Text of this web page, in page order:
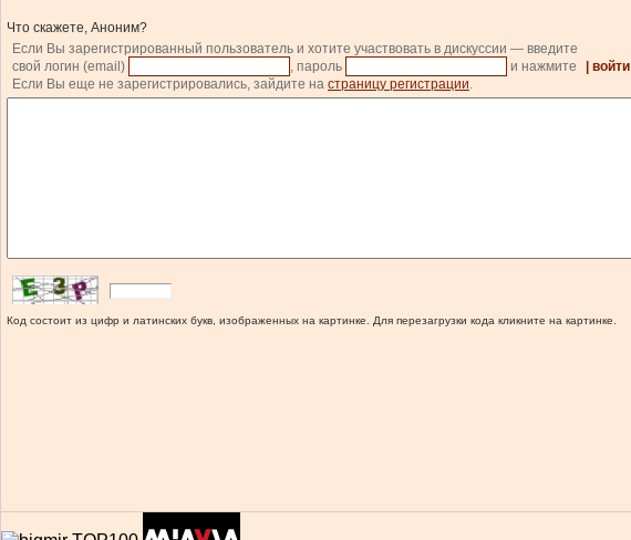
Что скажете, Аноним?
Если Вы зарегистрированный пользователь и хотите участвовать в дискуссии — введите
свой логин (email)
, пароль и нажмите | войти |
Если Вы еще не зарегистрировались, зайдите на страницу регистрации.
Код состоит из цифр и латинских букв, изображенных на картинке. Для перезагрузки кода кликните на картинке.